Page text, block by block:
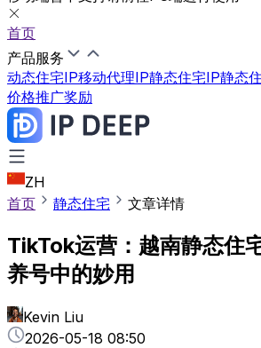
首页
产品服务
动态住宅IP移动代理IP静态住宅IP静态
价格推广奖励
ZH
首页
静态住宅 文章详情
TikTok运营：越南静态住
养号中的妙用
Kevin Liu
2026-05-18 08:50